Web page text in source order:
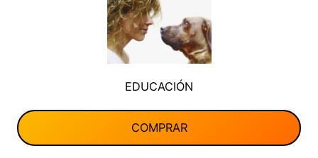
EDUCACIÓN
COMPRAR